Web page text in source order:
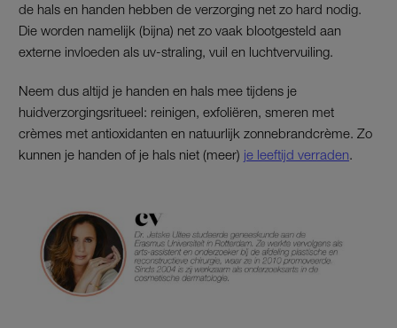
de hals en handen hebben de verzorging net zo hard nodig.
Die worden namelijk (bijna) net zo vaak blootgesteld aan
externe invloeden als uv-straling, vuil en luchtvervuiling.
Neem dus altijd je handen en hals mee tijdens je
huidverzorgingsritueel: reinigen, exfoliëren, smeren met
crèmes met antioxidanten en natuurlijk zonnebrandcrème. Zo
kunnen je handen of je hals niet (meer) je leeftijd verraden.